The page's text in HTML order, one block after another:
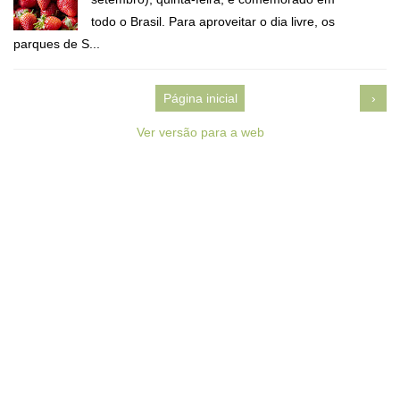
todo o Brasil. Para aproveitar o dia livre, os
parques de S...
›
Página inicial
Ver versão para a web